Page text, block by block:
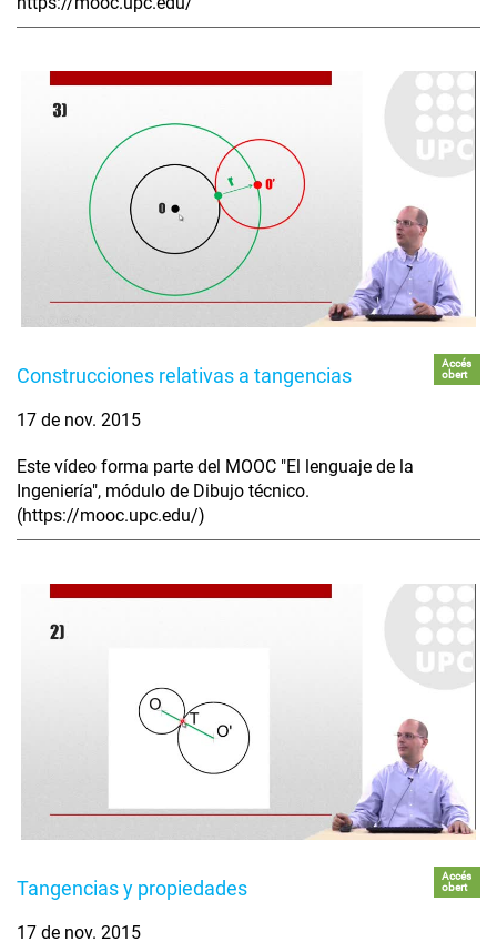
Construcciones relativas a tangencias
Accés
obert
17 de nov. 2015
Este vídeo forma parte del MOOC "El lenguaje de la
Ingeniería", módulo de Dibujo técnico.
(https://mooc.upc.edu/)
Tangencias y propiedades
Accés
obert
17 de nov. 2015